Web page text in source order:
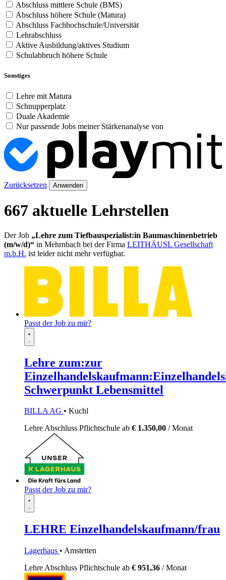
Abschluss mittlere Schule (BMS)
Abschluss höhere Schule (Matura)
Abschluss Fachhochschule/Universität
Lehrabschluss
Aktive Ausbildung/aktives Studium
Schulabbruch höhere Schule
Sonstiges
Lehre mit Matura
Schnupperplatz
Duale Akademie
Nur passende Jobs meiner Stärkenanalyse von
Zurücksetzen Anwenden
667 aktuelle Lehrstellen
Der Job „Lehre zum Tiefbauspezialist:in Baumaschinenbetrieb
(m/w/d)“ in Mehrnbach bei der Firma LEITHÄUSL Gesellschaft
m.b.H. ist leider nicht mehr verfügbar.
Passt der Job zu mir?
Lehre zum:zur
Schwerpunkt Lebensmittel
BILLA AG • Kuchl
LehreAbschluss Pflichtschule ab € 1.350,00 / Monat
Passt der Job zu mir?
LEHRE Einzelhandelskaufmann/frau
Lagerhaus • Amstetten
Lehre Abschluss Pflichtschule ab € 951,36 / Monat